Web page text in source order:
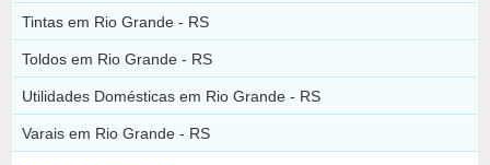
Tintas em Rio Grande - RS
Toldos em Rio Grande - RS
Utilidades Domésticas em Rio Grande - RS
Varais em Rio Grande - RS